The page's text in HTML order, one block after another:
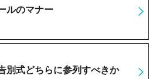
ルのマナー
別式どちらに参列すべきか